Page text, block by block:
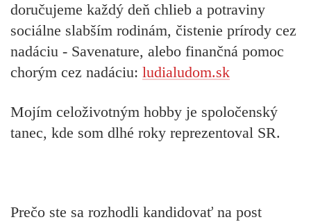
doručujeme každý deň chlieb a potraviny
sociálne slabším rodinám, čistenie prírody cez
nadáciu - Savenature, alebo finančná pomoc
chorým cez nadáciu: ludialudom.sk
Mojím celoživotným hobby je spoločenský
tanec, kde som dlhé roky reprezentoval SR.
Prečo ste sa rozhodli kandidovať na post